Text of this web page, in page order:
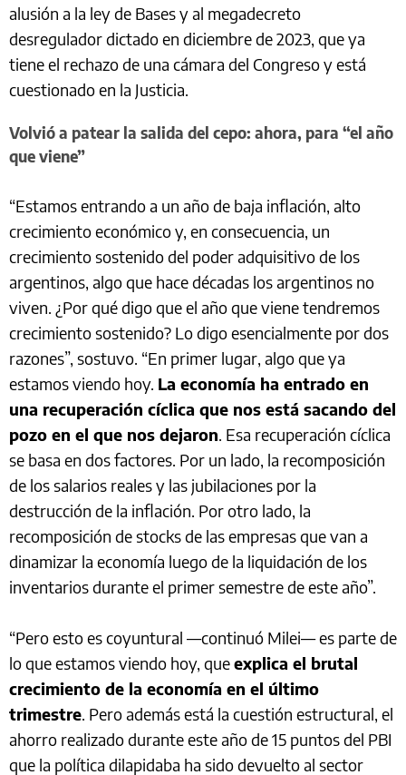
alusión a la ley de Bases y al megadecreto
desregulador dictado en diciembre de 2023, que ya
tiene el rechazo de una cámara del Congreso y está
cuestionado en la Justicia.
Volvió a patear la salida del cepo: ahora, para “el año
que viene”
“Estamos entrando a un año de baja inflación, alto
crecimiento económico y, en consecuencia, un
crecimiento sostenido del poder adquisitivo de los
argentinos, algo que hace décadas los argentinos no
viven. ¿Por qué digo que el año que viene tendremos
crecimiento sostenido? Lo digo esencialmente por dos
razones”, sostuvo. “En primer lugar, algo que ya
estamos viendo hoy. La economía ha entrado en
una recuperación cíclica que nos está sacando del
pozo en el que nos dejaron. Esa recuperación cíclica
se basa en dos factores. Por un lado, la recomposición
de los salarios reales y las jubilaciones por la
destrucción de la inflación. Por otro lado, la
recomposición de stocks de las empresas que van a
dinamizar la economía luego de la liquidación de los
inventarios durante el primer semestre de este año”.
“Pero esto es coyuntural —continuó Milei— es parte de
lo que estamos viendo hoy, queexplica el brutal
crecimiento de la economía en el último
trimestre. Pero además está la cuestión estructural, el
ahorro realizado durante este año de 15 puntos del PBI
que la política dilapidaba ha sido devuelto al sector